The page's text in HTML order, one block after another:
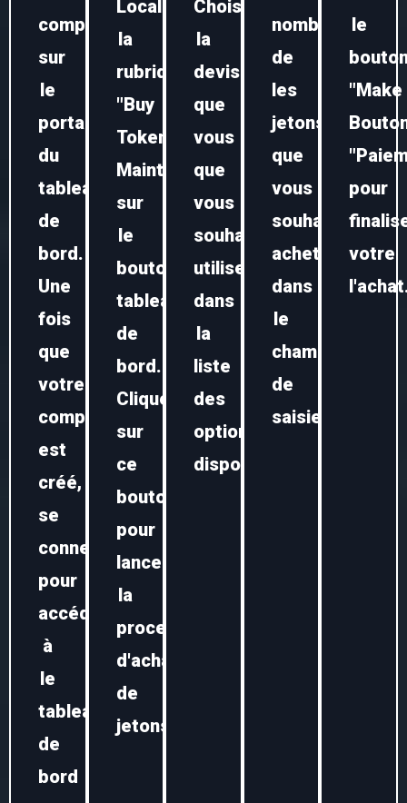
compte
sur
le
portail
du
tableau
de
bord.
Une
fois
que
votre
compte
est
créé,
se
connecter
pour
accéder
à
le
tableau
de
bord
Localisez
la
rubrique
"Buy
Token
Maintenant"
sur
le
bouton
tableau
de
bord.
Cliquez
sur
ce
bouton
pour
lancer
la
processus
d'achat
de
jetons.
Choisissez
la
devise
que
vous
que
vous
souhaitez
utiliser
dans
la
liste
des
options
disponibles.
nombre
de
les
jetons
que
vous
souhaitez
acheter
dans
le
champ
de
saisie.
le
"Make
pour
votre